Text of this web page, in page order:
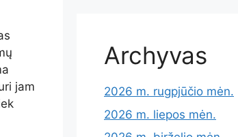
jam
Archyvas
2026 m. rugpjūčio mėn.
2026 m. liepos mėn.